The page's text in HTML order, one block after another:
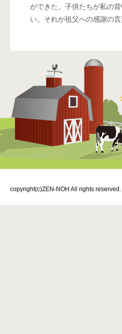
ができた。子供たちが私の
い。それが祖父への感謝の言
copyright(c)ZEN-NOH All rights reserved.